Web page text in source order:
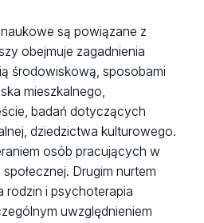
są powiązane z
obejmuje zagadnienia
środowiskową, sposobami
mieszkalnego,
badań dotyczących
dziedzictwa kulturowego.
osób pracujących w
Drugim nurtem
rodzin i psychoterapia
uwzględnieniem